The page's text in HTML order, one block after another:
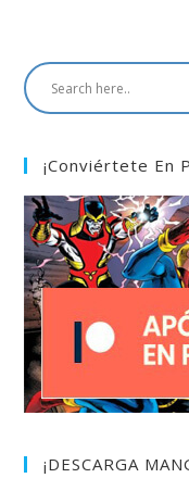
¡Conviértete En
¡DESCARGA